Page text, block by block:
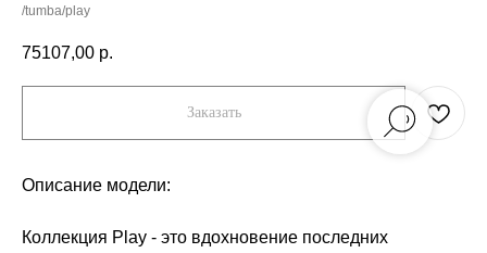
/tumba/play
75107,00 р.
Заказать
Описание модели:
Коллекция Play - это вдохновение последних